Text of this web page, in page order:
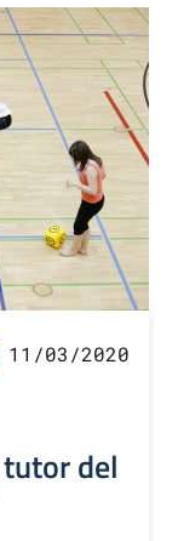
11/03/2020
del